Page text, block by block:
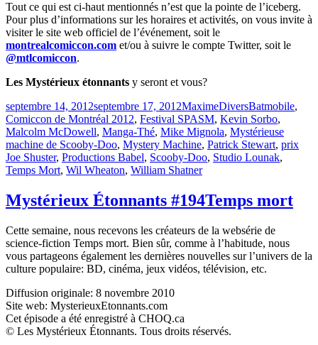
Tout ce qui est ci-haut mentionnés n’est que la pointe de l’iceberg.
Pour plus d’informations sur les horaires et activités, on vous invite à
visiter le site web officiel de l’événement, soit le
montrealcomiccon.com et/ou à suivre le compte Twitter, soit le
@mtlcomiccon.
Les Mystérieux étonnants y seront et vous?
Publié
le
septembre 14, 2012septembre 17, 2012MaximeCatégories
DiversÉtiquettes
Batmobile,
Comiccon de Montréal 2012, Festival SPASM, Kevin Sorbo,
Malcolm McDowell, Manga-Thé, Mike Mignola, Mystérieuse
machine de Scooby-Doo, Mystery Machine, Patrick Stewart, prix
Joe Shuster, Productions Babel, Scooby-Doo, Studio Lounak,
Temps Mort, Wil Wheaton, William Shatner
Mystérieux Étonnants #194Temps mort
Cette semaine, nous recevons les créateurs de la websérie de
science-fiction Temps mort. Bien sûr, comme à l’habitude, nous
vous partageons également les dernières nouvelles sur l’univers de la
culture populaire: BD, cinéma, jeux vidéos, télévision, etc.
Diffusion originale: 8 novembre 2010
Site web: MysterieuxEtonnants.com
Cet épisode a été enregistré à CHOQ.ca
© Les Mystérieux Étonnants. Tous droits réservés.